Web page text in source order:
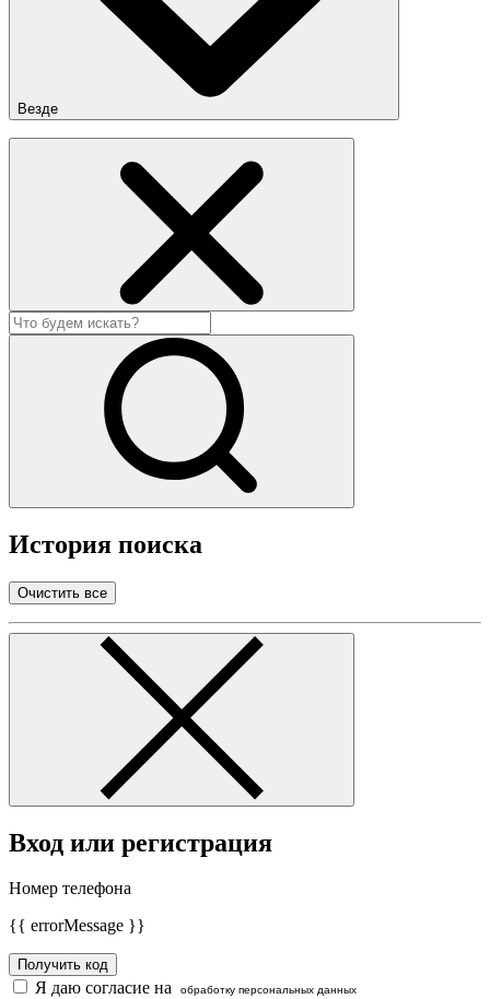
Везде
История поиска
Очистить все
Вход или регистрация
Номер телефона
{{ errorMessage }}
Получить код
Я даю согласие на обработку персональных данных